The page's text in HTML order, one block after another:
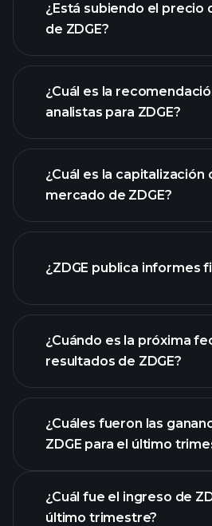
¿Está subiendo el precio
de ZDGE?
¿Cuál es la
analistas para ZDGE?
¿Cuál es la capitalización
mercado de ZDGE?
nuestra lista
¿ZDGE publica informes
los
de ZDGE
¿Cuándo es la próxima
resultados de ZDGE?
¿Cuáles fueron las
ZDGE para el último
¿Cuál fue el ingreso de
último trimestre?